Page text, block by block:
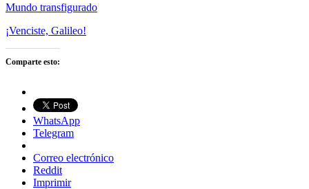
Mundo transfigurado
¡Venciste, Galileo!
Comparte esto:
WhatsApp
Telegram
Correo electrónico
Reddit
Imprimir